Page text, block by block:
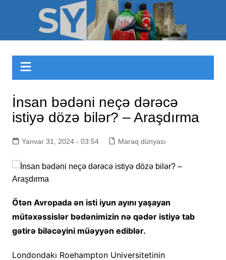
Sizinyol.org
İnsan bədəni neçə dərəcə
istiyə dözə bilər? – Araşdırma
Yanvar 31, 2024 - 03:54 Maraq dünyası
Ötən Avropada ən isti iyun ayını yaşayan
mütəxəssislər bədənimizin nə qədər istiyə tab
gətirə biləcəyini müəyyən ediblər.
Londondakı Roehampton Universitetinin